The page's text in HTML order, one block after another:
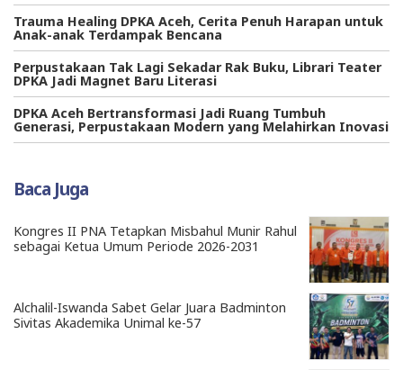
Trauma Healing DPKA Aceh, Cerita Penuh Harapan untuk
Anak-anak Terdampak Bencana
Perpustakaan Tak Lagi Sekadar Rak Buku, Librari Teater
DPKA Jadi Magnet Baru Literasi
DPKA Aceh Bertransformasi Jadi Ruang Tumbuh
Generasi, Perpustakaan Modern yang Melahirkan Inovasi
Baca Juga
Kongres II PNA Tetapkan Misbahul Munir Rahul
sebagai Ketua Umum Periode 2026-2031
Alchalil-Iswanda Sabet Gelar Juara Badminton
Sivitas Akademika Unimal ke-57